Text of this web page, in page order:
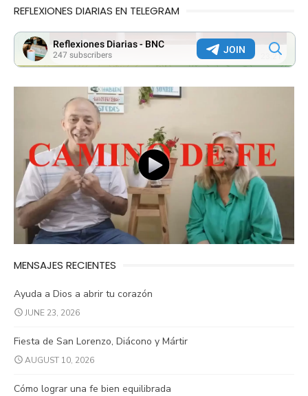
REFLEXIONES DIARIAS EN TELEGRAM
MENSAJES RECIENTES
Ayuda a Dios a abrir tu corazón
JUNE 23, 2026
Fiesta de San Lorenzo, Diácono y Mártir
AUGUST 10, 2026
Cómo lograr una fe bien equilibrada